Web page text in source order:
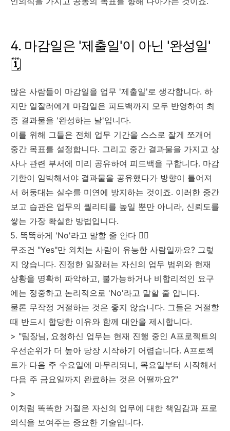
4. 마감일은 '제출일'이 아닌 '완성일'
🗓️
많은 사람들이 마감일을 업무 '제출일'로 생각합니다. 하
지만 일잘러에게 마감일은 피드백까지 모두 반영하여 최
종 결과물을 '완성하는 날'입니다.
이를 위해 그들은 전체 업무 기간을 스스로 잘게 쪼개어
중간 목표를 설정합니다. 그리고 중간 결과물을 가지고 상
사나 관련 부서에 미리 공유하여 피드백을 구합니다. 마감
기한이 임박해서야 결과물을 공유했다가 방향이 틀어져
서 허둥대는 실수를 미연에 방지하는 것이죠. 이러한 중간
보고 습관은 업무의 퀄리티를 높일 뿐만 아니라, 신뢰도를
쌓는 가장 확실한 방법입니다.
5. 똑똑하게 'No'라고 말할 줄 안다 🙅‍♀️
무조건 "Yes"만 외치는 사람이 유능한 사람일까요? 그렇
지 않습니다. 진정한 일잘러는 자신의 업무 범위와 현재
상황을 명확히 파악하고, 불가능하거나 비합리적인 요구
에는 정중하고 논리적으로 'No'라고 말할 줄 압니다.
물론 무작정 거절하는 것은 좋지 않습니다. 그들은 거절할
때 반드시 합당한 이유와 함께 대안을 제시합니다.
> "팀장님, 요청하신 업무는 현재 진행 중인 A프로젝트의
우선순위가 더 높아 당장 시작하기 어렵습니다. A프로젝
트가 다음 주 수요일에 마무리되니, 목요일부터 시작해서
다음 주 금요일까지 완료하는 것은 어떨까요?"
>
이처럼 똑똑한 거절은 자신의 업무에 대한 책임감과 프로
의식을 보여주는 중요한 기술입니다.